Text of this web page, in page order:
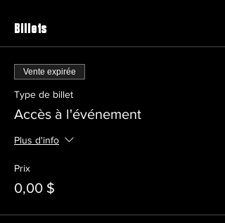
Billets
Vente expirée
Type de billet
Accès à l'événement
Plus d'info
Prix
0,00 $